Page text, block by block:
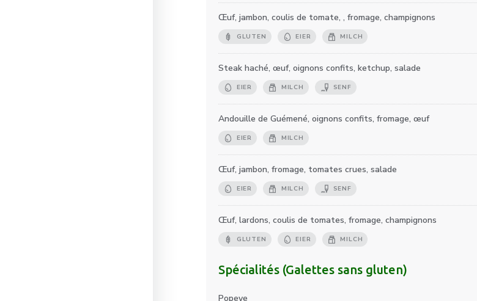
Œuf, jambon, coulis de tomate, , fromage, champignons
GLUTEN EIER MILCH
Steak haché, œuf, oignons confits, ketchup, salade
EIER MILCH SENF
Andouille de Guémené, oignons confits, fromage, œuf
EIER MILCH
Œuf, jambon, fromage, tomates crues, salade
EIER MILCH SENF
Œuf, lardons, coulis de tomates, fromage, champignons
GLUTEN EIER MILCH
Spécialités (Galettes sans gluten)
Popeye